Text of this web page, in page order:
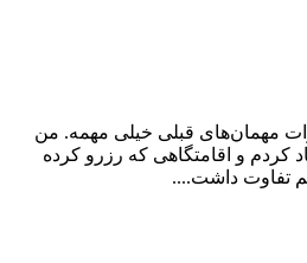
مهمان‌های قبلی خیلی مهمه. من
کردم و اقامتگاهی که رزرو کرده
تفاوت داشت....